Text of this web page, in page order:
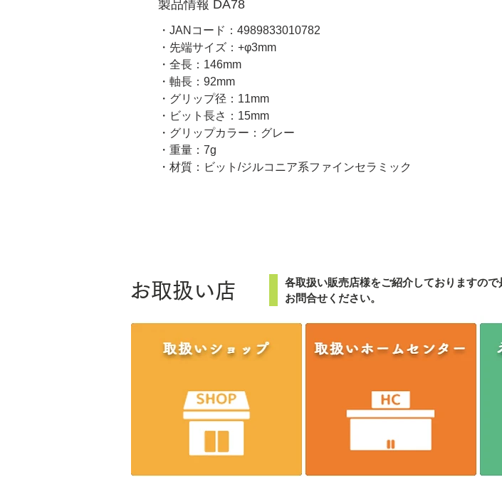
製品情報 DA78
・JANコード：4989833010782
・先端サイズ：+φ3mm
・全長：146mm
・軸長：92mm
・グリップ径：11mm
・ビット長さ：15mm
・グリップカラー：グレー
・重量：7g
・材質：ビット/ジルコニア系ファインセラミック
お取扱い店 各取扱い販売店様をご紹介しておりますので
お問合せください。